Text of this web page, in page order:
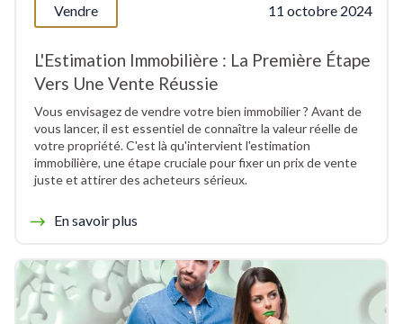
Vendre 11 octobre 2024
L'Estimation Immobilière : La Première Étape
Vers Une Vente Réussie
Vous envisagez de vendre votre bien immobilier ? Avant de
vous lancer, il est essentiel de connaître la valeur réelle de
votre propriété. C'est là qu'intervient l'estimation
immobilière, une étape cruciale pour fixer un prix de vente
juste et attirer des acheteurs sérieux.
En savoir plus